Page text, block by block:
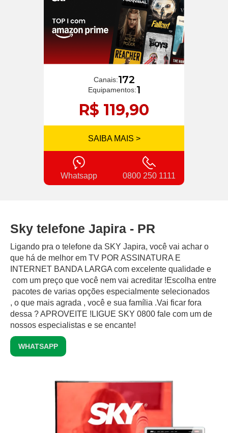
Canais:172
Equipamentos:1
R$ 119,90
SAIBA MAIS >
Whatsapp 0800 250 1111
Sky telefone Japira - PR
Ligando pra o telefone da SKY Japira, você vai achar o
que há de melhor em TV POR ASSINATURA E
INTERNET BANDA LARGA com excelente qualidade e
com um preço que você nem vai acreditar !Escolha entre
pacotes de varias opções especialmente selecionados
, o que mais agrada , você e sua família .Vai ficar fora
dessa ? APROVEITE !LIGUE SKY 0800 fale com um de
nossos especialistas e se encante!
WHATSAPP